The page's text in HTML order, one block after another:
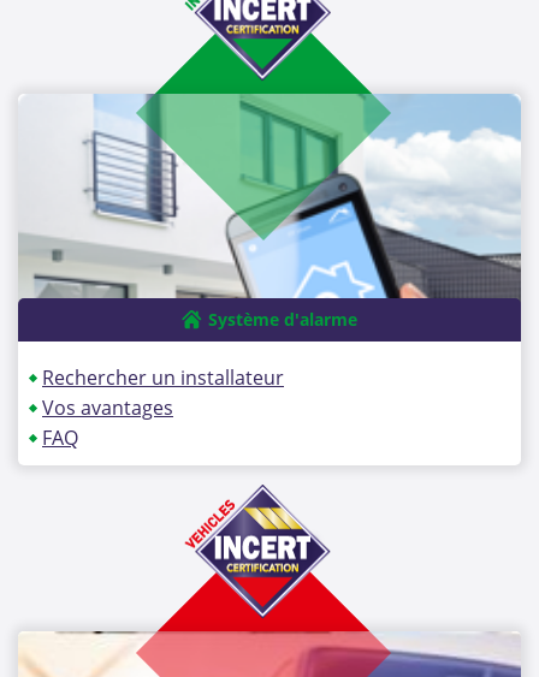
Système d'alarme
Rechercher un installateur
Vos avantages
FAQ